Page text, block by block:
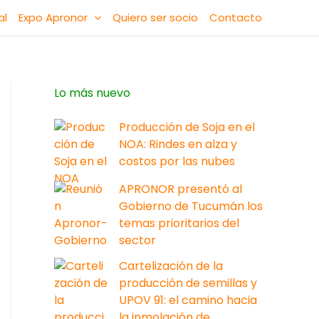
Expo Apronor Quiero ser socio Contacto
Lo más nuevo
Producción de Soja en el
NOA: Rindes en alza y
costos por las nubes
APRONOR presentó al
Gobierno de Tucumán los
temas prioritarios del
sector
Cartelización de la
producción de semillas y
UPOV 91: el camino hacia